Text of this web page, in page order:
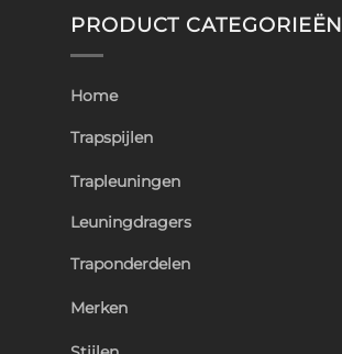
PRODUCT CATEGORIEËN
Home
Trapspijlen
Trapleuningen
Leuningdragers
Traponderdelen
Merken